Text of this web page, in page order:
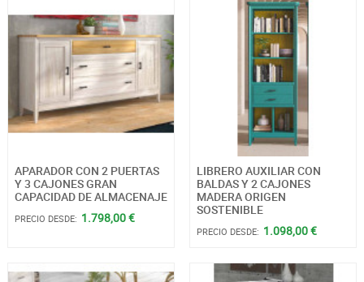
APARADOR CON 2 PUERTAS
Y 3 CAJONES GRAN
CAPACIDAD DE ALMACENAJE
PRECIO DESDE: 1.798,00 €
LIBRERO AUXILIAR CON
BALDAS Y 2 CAJONES
MADERA ORIGEN
SOSTENIBLE
PRECIO DESDE: 1.098,00 €